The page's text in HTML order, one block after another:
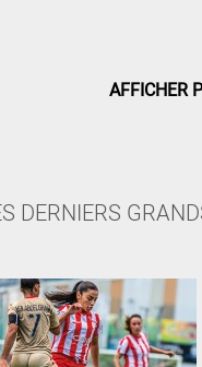
AFFICHER
DERNIERS